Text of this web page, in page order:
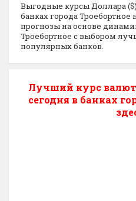
Выгодные курсы Доллара
банках города Троебортное
прогнозы на основе
Троебортное с выбором
популярных банков.
Лучший курс
сегодня в банках